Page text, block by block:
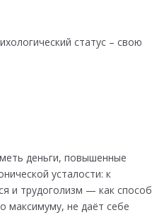
статус – свою
деньги, повышенные
усталости: к
и трудоголизм — как способ
максимуму, не даёт себе